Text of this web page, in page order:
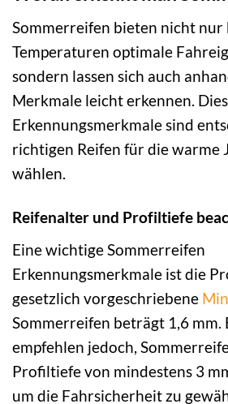
Sommerreifen bieten nicht nur
Temperaturen optimale
sondern lassen sich auch
Merkmale leicht erkennen.
Erkennungsmerkmale sind
richtigen Reifen für die warme
wählen.
Reifenalter und Profiltiefe
Eine wichtige Sommerreifen
Erkennungsmerkmale ist die
gesetzlich vorgeschriebene
Sommerreifen beträgt 1,6 mm.
empfehlen jedoch,
Profiltiefe von mindestens 3
um die Fahrsicherheit zu